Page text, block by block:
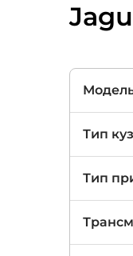
Тип
Тип